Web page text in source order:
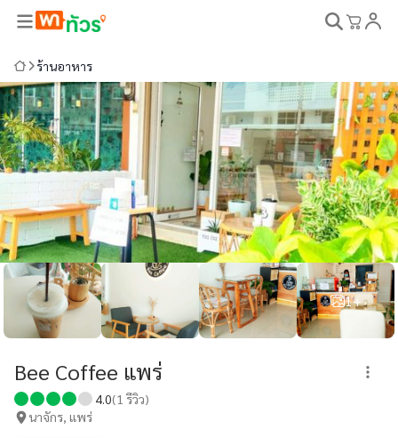
ร้านอาหาร
1+
Bee Coffee แพร่
4.0(1 รีวิว)
นาจักร, แพร่